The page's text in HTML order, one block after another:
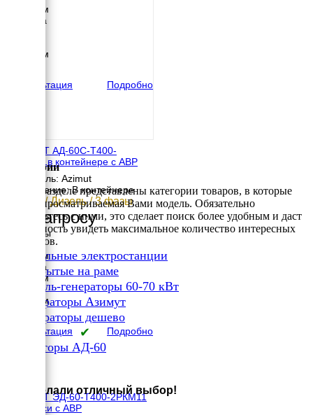
2300 мм
Ширина
1350 мм
Консультация
Подробно
АЗИМУТ АД-60С-Т400-
2РНМ11в контейнере с АВР
Двигатель: Azimut
Исполнение: В контейнере
60 кВт / Дизель / 3 фазы
По запросу
Размеры
3050 мм
Ширина
2040 мм
2250 мм
Консультация
Подробно
АЗИМУТ ЭД-60-Т400-2РКМ11
на шасси с АВР
Категории
В этом разделе представлены категории товаров, в которые
входит просматриваемая Вами модель. Обязательно
ознакомьтесь с ними, это сделает поиск более удобным и даст
возможность увидеть максимальное количество интересных
вариантов.
Дизельные электростанции
Открытые на раме
Дизель-генераторы 60-70 кВт
Генераторы Азимут
Генераторы дешево
✔
Генераторы АД-60
Вы сделали отличный выбор!